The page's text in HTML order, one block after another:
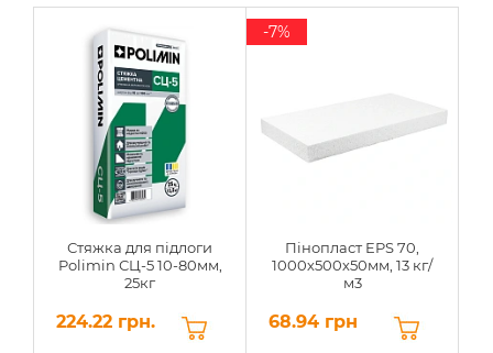
Стяжка для підлоги
Polimin СЦ-5 10-80мм,
25кг
224.22 грн.
Пінопласт EPS 70,
1000х500х50мм, 13 кг/
м3
68.94 грн
-7%